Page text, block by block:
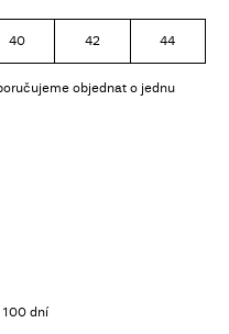
40 42 44
objednat o jednu
100 dní